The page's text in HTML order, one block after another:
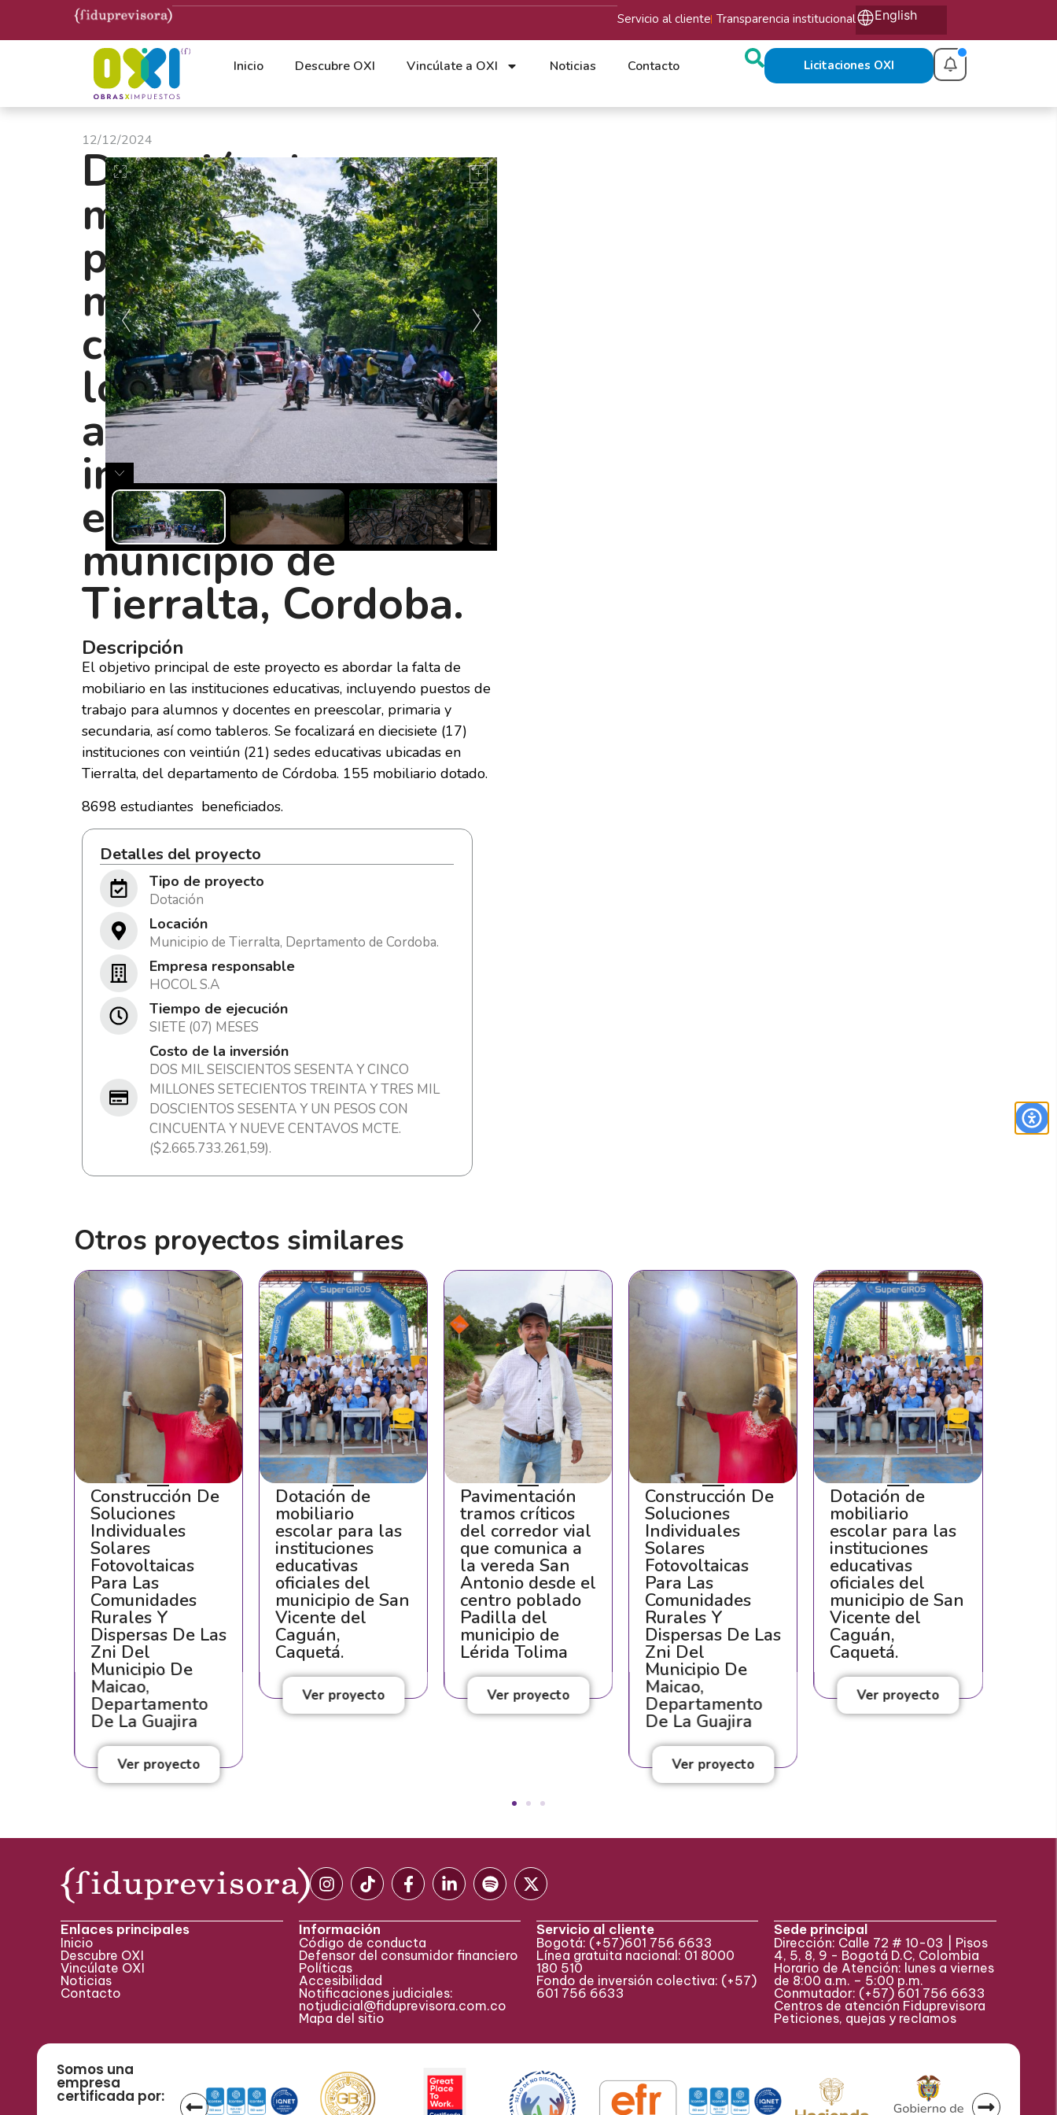
Servicio al cliente Transparencia institucional English
Inicio Descubre OXI Vincúlate a OXI Noticias Contacto Licitaciones OXI
12/12/2024
Dotación de
mobiliario escolar
para contribuir en el
mejoramiento de la
calidad educativa de
los estudiantes que
asisten a las
instituciones
educativas del
municipio de
Tierralta, Cordoba.
Descripción
El objetivo principal de este proyecto es abordar la falta de
mobiliario en las instituciones educativas, incluyendo puestos de
trabajo para alumnos y docentes en preescolar, primaria y
secundaria, así como tableros. Se focalizará en diecisiete (17)
instituciones con veintiún (21) sedes educativas ubicadas en
Tierralta, del departamento de Córdoba. 155 mobiliario dotado.
8698 estudiantes beneficiados.
Detalles del proyecto
Tipo de proyecto
Dotación
Locación
Municipio de Tierralta, Deprtamento de Cordoba.
Empresa responsable
HOCOL S.A
Tiempo de ejecución
SIETE (07) MESES
Costo de la inversión
DOS MIL SEISCIENTOS SESENTA Y CINCO
MILLONES SETECIENTOS TREINTA Y TRES MIL
DOSCIENTOS SESENTA Y UN PESOS CON
CINCUENTA Y NUEVE CENTAVOS MCTE.
($2.665.733.261,59).
Otros proyectos similares
Construcción De
Soluciones
Individuales
Solares
Fotovoltaicas
Para Las
Comunidades
Rurales Y
Dispersas De Las
Zni Del
Municipio De
Maicao,
Departamento
De La Guajira
Ver proyecto
Dotación de
mobiliario
escolar para las
instituciones
educativas
oficiales del
municipio de San
Vicente del
Caguán,
Caquetá.
Ver proyecto
Pavimentación
tramos críticos
del corredor vial
que comunica a
la vereda San
Antonio desde el
centro poblado
Padilla del
municipio de
Lérida Tolima
Ver proyecto
Construcción De
Soluciones
Individuales
Solares
Fotovoltaicas
Para Las
Comunidades
Rurales Y
Dispersas De Las
Zni Del
Municipio De
Maicao,
Departamento
De La Guajira
Ver proyecto
Dotación de
mobiliario
escolar para las
instituciones
educativas
oficiales del
municipio de San
Vicente del
Caguán,
Caquetá.
Ver proyecto
Enlaces principales
Inicio
Descubre OXI
Vincúlate OXI
Noticias
Contacto
Información
Código de conducta
Defensor del consumidor financiero
Políticas
Accesibilidad
Notificaciones judiciales:
notjudicial@fiduprevisora.com.co
Mapa del sitio
Servicio al cliente
Bogotá: (+57)601 756 6633
Línea gratuita nacional: 01 8000
180 510
Fondo de inversión colectiva: (+57)
601 756 6633
Sede principal
Dirección: Calle 72 # 10-03 | Pisos
4, 5, 8, 9 - Bogotá D.C, Colombia
Horario de Atención: lunes a viernes
de 8:00 a.m. – 5:00 p.m.
Conmutador: (+57) 601 756 6633
Centros de atención Fiduprevisora
Peticiones, quejas y reclamos
Somos una
empresa
certificada por: